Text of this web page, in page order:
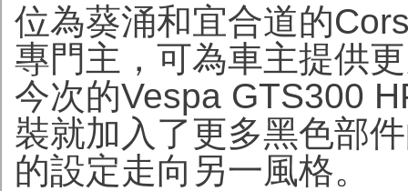
位為葵涌和宜合道的
專門主，可為車主提供
今次的Vespa GTS300
裝就加入了更多黑色部
的設定走向另一風格。